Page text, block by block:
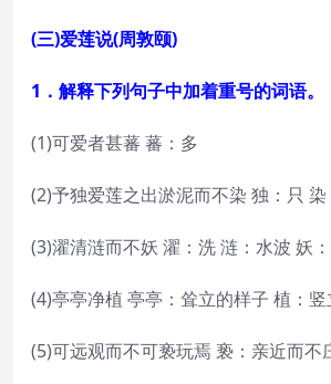
(三)爱莲说(周敦颐)
1．解释下列句子中加着重号的词语。
(1)可爱者甚蕃 蕃：多
(2)予独爱莲之出淤泥而不染 独：只
(3)濯清涟而不妖 濯：洗 涟：水波 妖
(4)亭亭净植 亭亭：耸立的样子 植：竖
(5)可远观而不可亵玩焉 亵：亲近而不